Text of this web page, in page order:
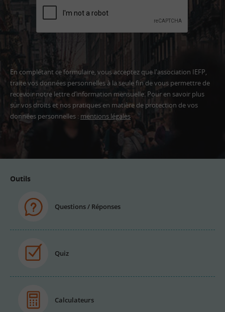
En complétant ce formulaire, vous acceptez que l'association IEFP,
traite vos données personnelles à la seule fin de vous permettre de
recevoir notre lettre d’information mensuelle. Pour en savoir plus
sur vos droits et nos pratiques en matière de protection de vos
données personnelles : mentions légales
Outils
Questions / Réponses
Quiz
Calculateurs